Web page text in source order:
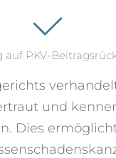
auf PKV-
und
Dies